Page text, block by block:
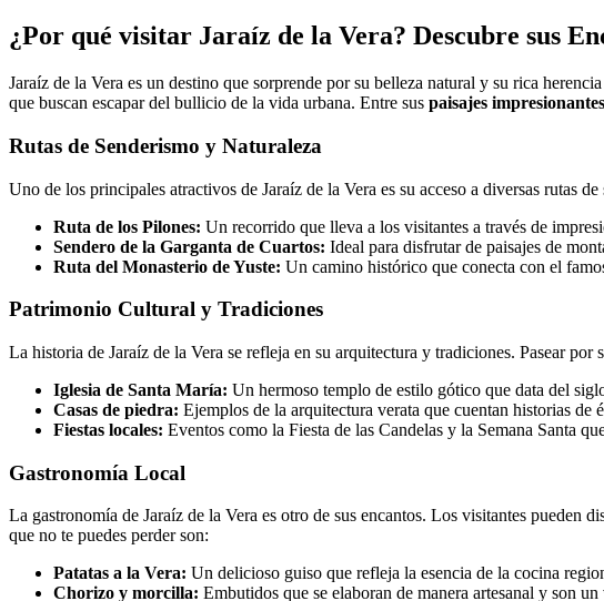
¿Por qué visitar Jaraíz de la Vera? Descubre sus
Jaraíz de la Vera es un destino que sorprende por su belleza natural y su rica
que buscan escapar del bullicio de la vida urbana. Entre sus paisajes impresionantes
Rutas de Senderismo y Naturaleza
Uno de los principales atractivos de Jaraíz de la Vera es su acceso a diversas rutas
Ruta de los Pilones: Un recorrido que lleva a los visitantes a través de
Sendero de la Garganta de Cuartos: Ideal para disfrutar de paisajes de
Ruta del Monasterio de Yuste: Un camino histórico que conecta con el
Patrimonio Cultural y Tradiciones
La historia de Jaraíz de la Vera se refleja en su arquitectura y tradiciones. Pasear por
Iglesia de Santa María: Un hermoso templo de estilo gótico que data del
Casas de piedra: Ejemplos de la arquitectura verata que cuentan historias de
Fiestas locales: Eventos como la Fiesta de las Candelas y la Semana Santa
Gastronomía Local
La gastronomía de Jaraíz de la Vera es otro de sus encantos. Los visitantes pueden
que no te puedes perder son:
Patatas a la Vera: Un delicioso guiso que refleja la esencia de la cocina
Chorizo y morcilla: Embutidos que se elaboran de manera artesanal y son